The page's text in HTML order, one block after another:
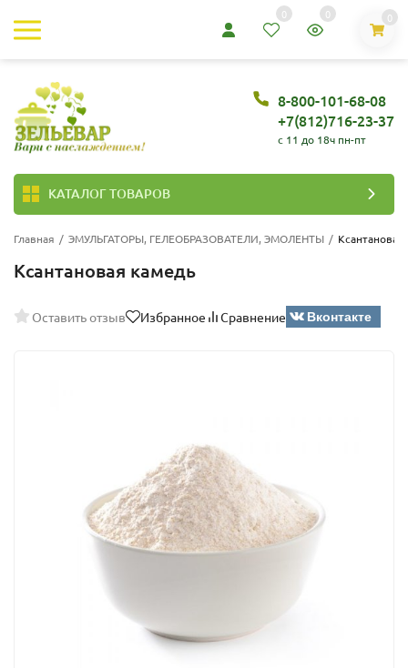
0 0 0
8-800-101-68-08
+7(812)716-23-37
c 11 до 18ч пн-пт
КАТАЛОГ ТОВАРОВ
Главная / ЭМУЛЬГАТОРЫ, ГЕЛЕОБРАЗОВАТЕЛИ, ЭМОЛЕНТЫ /
Ксантановая камедь
Оставить отзыв Избранное Сравнение Вконтакте